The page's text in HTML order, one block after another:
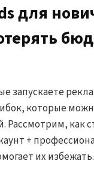
для
запускаете
которые
Рассмотрим, как
+
их избежать.